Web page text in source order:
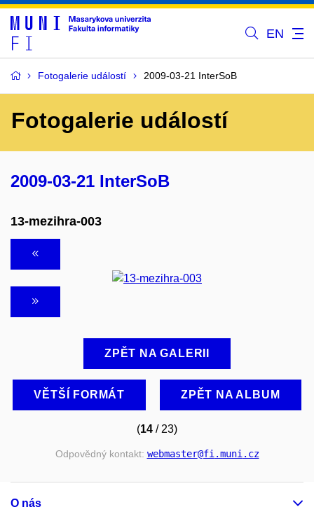
EN
Fotogalerie událostí 2009-03-21 InterSoB
Fotogalerie událostí
2009-03-21 InterSoB
13-mezihra-003
ZPĚT NA GALERII
VĚTŠÍ FORMÁT ZPĚT NA ALBUM
(14 / 23)
Odpovědný kontakt: webmaster@fi.muni.cz
O nás